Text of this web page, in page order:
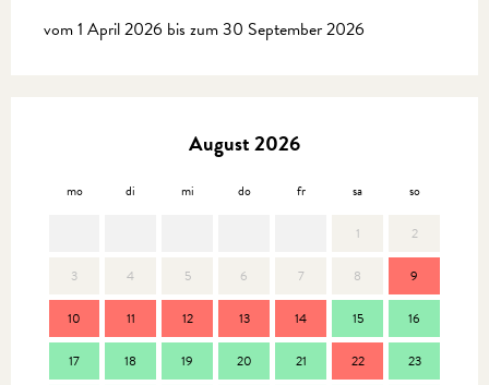
vom 1 April 2026 bis zum 30 September 2026
August 2026
mo di mi do fr sa so
1 2
3 4 5 6 7 8 9
10 11 12 13 14 15 16
17 18 19 20 21 22 23